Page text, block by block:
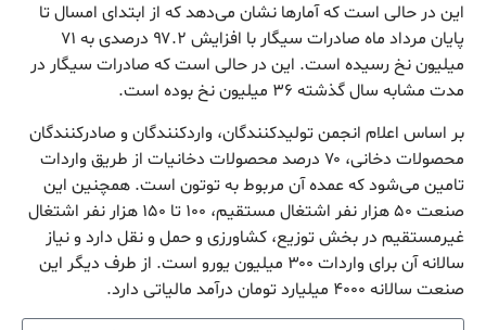
این در حالی است که آمارها نشان می‌دهد که از ابتدای امسال تا
پایان مرداد ماه صادرات سیگار با افزایش ۹۷.۲ درصدی به ۷۱
میلیون نخ رسیده است. این در حالی است که صادرات سیگار در
مدت مشابه سال گذشته ۳۶ میلیون نخ بوده است.
بر اساس اعلام انجمن تولیدکنندگان، واردکنندگان و صادرکنندگان
محصولات دخانی، ۷۰ درصد محصولات دخانیات از طریق واردات
تامین می‌شود که عمده آن مربوط به توتون است. همچنین این
صنعت ۵۰ هزار نفر اشتغال مستقیم، ۱۰۰ تا ۱۵۰ هزار نفر اشتغال
غیرمستقیم در بخش توزیع، کشاورزی و حمل و نقل دارد و نیاز
سالانه آن برای واردات ۳۰۰ میلیون یورو است. از طرف دیگر این
صنعت سالانه ۴۰۰۰ میلیارد تومان درآمد مالیاتی دارد.